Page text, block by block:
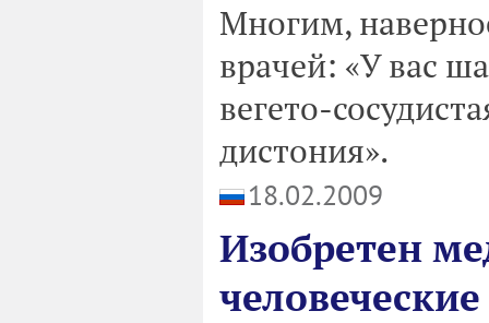
Многим,
врачей: «У вас
вегето-
дистония».
18.02.2009
Изобретен